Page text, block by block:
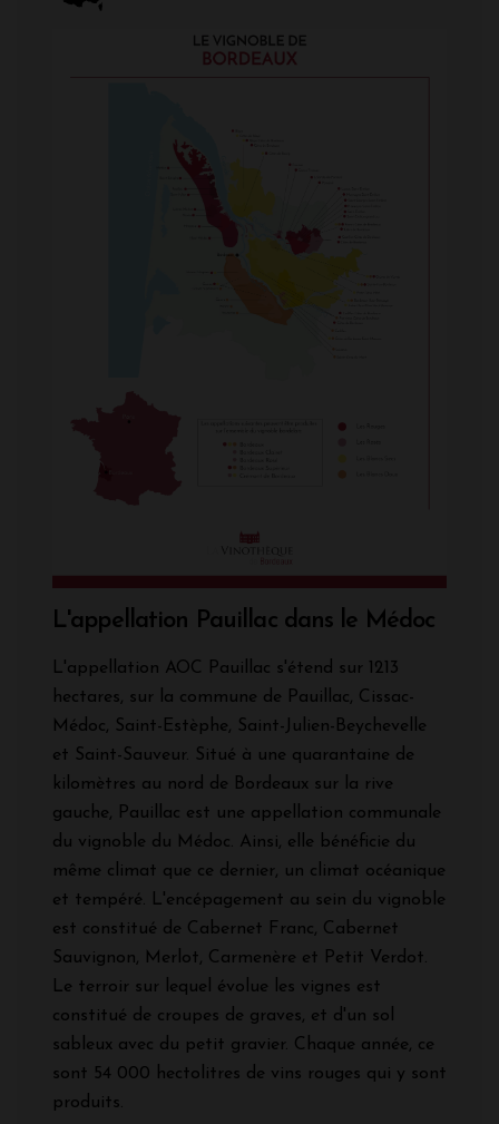
L'appellation Pauillac dans le Médoc
L'appellation AOC Pauillac s'étend sur 1213
hectares, sur la commune de Pauillac, Cissac-
Médoc, Saint-Estèphe, Saint-Julien-Beychevelle
et Saint-Sauveur. Situé à une quarantaine de
kilomètres au nord de Bordeaux sur la rive
gauche, Pauillac est une appellation communale
du vignoble du Médoc. Ainsi, elle bénéficie du
même climat que ce dernier, un climat océanique
et tempéré. L'encépagement au sein du vignoble
est constitué de Cabernet Franc, Cabernet
Sauvignon, Merlot, Carmenère et Petit Verdot.
Le terroir sur lequel évolue les vignes est
constitué de croupes de graves, et d'un sol
sableux avec du petit gravier. Chaque année, ce
sont 54 000 hectolitres de vins rouges qui y sont
produits.